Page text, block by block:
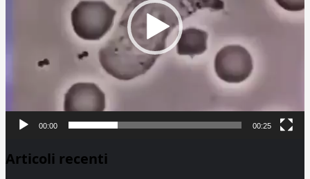
00:00 00:25
Articoli recenti